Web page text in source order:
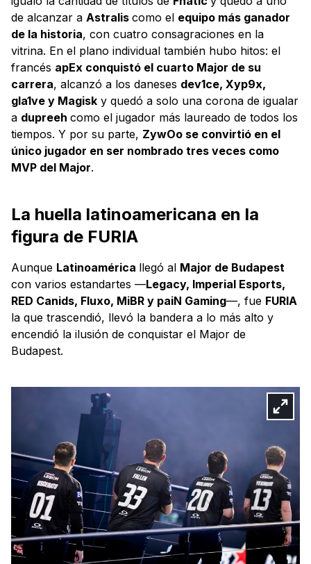
de alcanzar a Astralis como el equipo más ganador
de la historia, con cuatro consagraciones en la
vitrina. En el plano individual también hubo hitos: el
francés apEx conquistó el cuarto Major de su
carrera, alcanzó a los daneses dev1ce, Xyp9x,
gla1ve y Magisk y quedó a solo una corona de igualar
a dupreeh como el jugador más laureado de todos los
tiempos. Y por su parte, ZywOo se convirtió en el
único jugador en ser nombrado tres veces como
MVP del Major.
La huella latinoamericana en la
figura de FURIA
Aunque Latinoamérica llegó al Major de Budapest
con varios estandartes —Legacy, Imperial Esports,
RED Canids, Fluxo, MiBR y paiN Gaming—, fue FURIA
la que trascendió, llevó la bandera a lo más alto y
encendió la ilusión de conquistar el Major de
Budapest.